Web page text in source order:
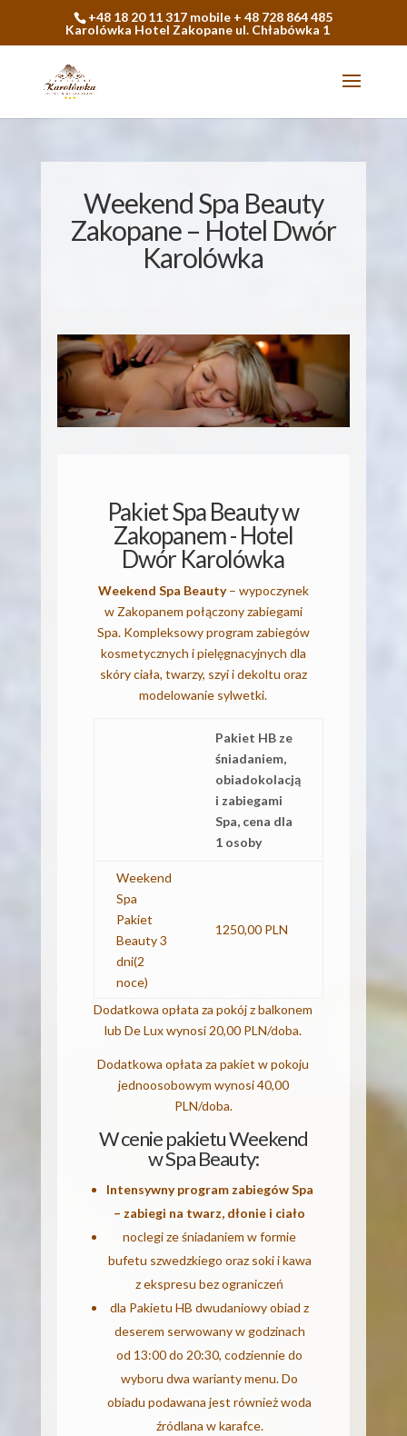
+48 18 20 11 317 mobile + 48 728 864 485
Karolówka Hotel Zakopane ul. Chłabówka 1
Weekend Spa Beauty
Zakopane – Hotel Dwór
Karolówka
Pakiet Spa Beauty w
Zakopanem - Hotel
Dwór Karolówka
Weekend Spa Beauty– wypoczynek
w Zakopanem połączony zabiegami
Spa. Kompleksowy program zabiegów
kosmetycznych i pielęgnacyjnych dla
skóry ciała, twarzy, szyi i dekoltu oraz
modelowanie sylwetki.
Pakiet HB ze
śniadaniem,
obiadokolacją
i zabiegami
Spa, cena dla
1 osoby
Weekend
Spa
Pakiet
Beauty 3
dni(2
noce)
1250,00 PLN
Dodatkowa opłata za pokój z balkonem
lub De Lux wynosi 20,00 PLN/doba.
Dodatkowa opłata za pakiet w pokoju
jednoosobowym wynosi 40,00
PLN/doba.
W cenie pakietu Weekend
w Spa Beauty:
Intensywny program zabiegów Spa
– zabiegi na twarz, dłonie i ciało
noclegi ze śniadaniem w formie
bufetu szwedzkiego oraz soki i kawa
z ekspresu bez ograniczeń
dla Pakietu HB dwudaniowy obiad z
deserem serwowany w godzinach
od 13:00 do 20:30, codziennie do
wyboru dwa warianty menu. Do
obiadu podawana jest również woda
źródlana w karafce.